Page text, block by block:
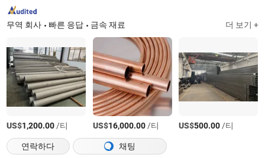
무역 회사 빠른 응답 금속 재료 더 보기 +
US$1,200.00/티 US$16,000.00/티 US$500.00/티
연락하다
채팅